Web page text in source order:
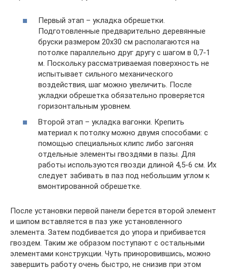
Первый этап – укладка обрешетки.
Подготовленные предварительно деревянные
бруски размером 20х30 см располагаются на
потолке параллельно друг другу с шагом в 0,7-1
м. Поскольку рассматриваемая поверхность не
испытывает сильного механического
воздействия, шаг можно увеличить. После
укладки обрешетка обязательно проверяется
горизонтальным уровнем.
Второй этап – укладка вагонки. Крепить
материал к потолку можно двумя способами: с
помощью специальных клипс либо загоняя
отдельные элементы гвоздями в пазы. Для
работы используются гвозди длиной 4,5-6 см. Их
следует забивать в паз под небольшим углом к
вмонтированной обрешетке.
После установки первой панели берется второй элемент
и шипом вставляется в паз уже установленного
элемента. Затем подбивается до упора и прибивается
гвоздем. Таким же образом поступают с остальными
элементами конструкции. Чуть приноровившись, можно
завершить работу очень быстро, не снизив при этом